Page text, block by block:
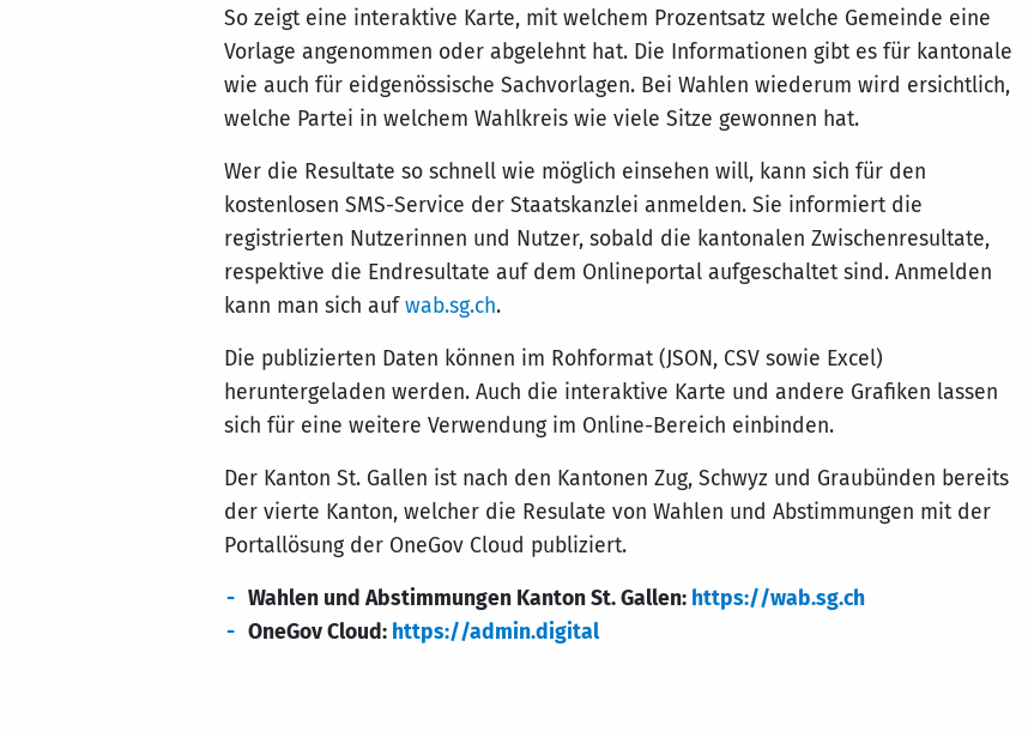
So zeigt eine interaktive Karte, mit welchem Prozentsatz welche Gemeinde eine
Vorlage angenommen oder abgelehnt hat. Die Informationen gibt es für kantonale
wie auch für eidgenössische Sachvorlagen. Bei Wahlen wiederum wird ersichtlich,
welche Partei in welchem Wahlkreis wie viele Sitze gewonnen hat.
Wer die Resultate so schnell wie möglich einsehen will, kann sich für den
kostenlosen SMS-Service der Staatskanzlei anmelden. Sie informiert die
registrierten Nutzerinnen und Nutzer, sobald die kantonalen Zwischenresultate,
respektive die Endresultate auf dem Onlineportal aufgeschaltet sind. Anmelden
kann man sich aufwab.sg.ch.
Die publizierten Daten können im Rohformat (JSON, CSV sowie Excel)
heruntergeladen werden. Auch die interaktive Karte und andere Grafiken lassen
sich für eine weitere Verwendung im Online-Bereich einbinden.
Der Kanton St. Gallen ist nach den Kantonen Zug, Schwyz und Graubünden bereits
der vierte Kanton, welcher die Resulate von Wahlen und Abstimmungen mit der
Portallösung der OneGov Cloud publiziert.
Wahlen und Abstimmungen Kanton St. Gallen: https://wab.sg.ch
OneGov Cloud: https://admin.digital